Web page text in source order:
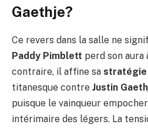
Gaethje?
Ce revers dans la salle ne
Paddy Pimblett perd son aura
contraire, il affine sa stratégie
titanesque contre Justin
puisque le vainqueur
intérimaire des légers. La